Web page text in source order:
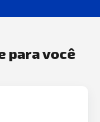
para você